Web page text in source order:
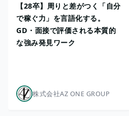
【28卒】周りと差がつく「自分
で稼ぐ力」を言語化する。
GD・面接で評価される本質的
な強み発見ワーク
株式会社AZ ONE GROUP